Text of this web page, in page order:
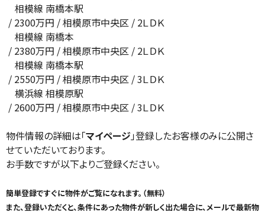
相模線 南橋本駅
/ 2300万円 / 相模原市中央区 / 2ＬＤＫ
相模線 南橋本
/ 2380万円 / 相模原市中央区 / 2ＬＤＫ
相模線 南橋本駅
/ 2550万円 / 相模原市中央区 / 3ＬＤＫ
横浜線 相模原駅
/ 2600万円 / 相模原市中央区 / 3ＬＤＫ
物件情報の詳細は「マイページ」登録したお客様のみに公開さ
せていただいております。
お手数ですが以下よりご登録ください。
簡単登録ですぐに物件がご覧になれます。（無料）
また、登録いただくと、条件にあった物件が新しく出た場合に、メールで最新物